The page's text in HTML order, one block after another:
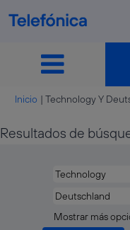
Inicio | Technology Y
Resultados de
Mostrar más